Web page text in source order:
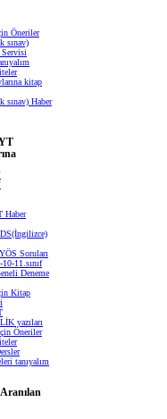
Öneriler
sınav)
kitap
sınav) Haber
Haber
Soruları
11.sınıf
Deneme
Kitap
yazıları
Öneriler
tanıyalım